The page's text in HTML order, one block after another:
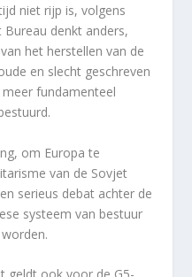
niet rijp is, volgens
denkt anders,
het herstellen van de
en slecht geschreven
fundamenteel
om Europa te
van de Sovjet
serieus debat achter de
systeem van bestuur